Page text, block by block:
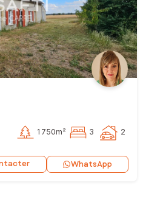
1 750m² 3 2
WhatsApp